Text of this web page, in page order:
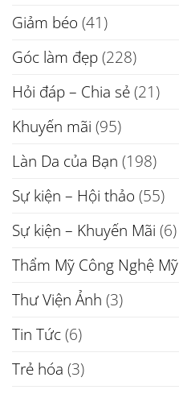
Giảm béo (41)
Góc làm đẹp(228)
Hỏi đáp – Chia sẻ(21)
Khuyến mãi (95)
Làn Da của Bạn (198)
Sự kiện – Hội thảo (55)
Sự kiện – Khuyến Mãi (6)
Thẩm Mỹ Công Nghệ Mỹ
Thư Viện Ảnh (3)
Tin Tức(6)
Trẻ hóa (3)